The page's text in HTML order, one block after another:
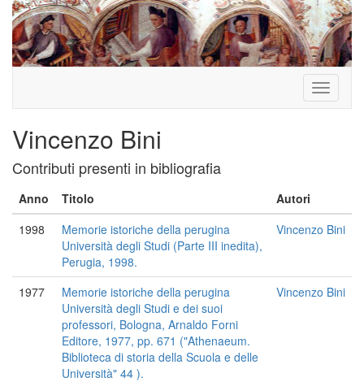
Toggle
Vincenzo Bini
Contributi presenti in bibliografia
Anno Titolo
Autori
1998
Memorie istoriche della perugina
Università degli Studi (Parte III inedita),
Perugia, 1998.
Vincenzo Bini
1977
Memorie istoriche della perugina
Università degli Studi e dei suoi
professori, Bologna, Arnaldo Forni
Editore, 1977, pp. 671 ("Athenaeum.
Biblioteca di storia della Scuola e delle
Università" 44 ).
Vincenzo Bini